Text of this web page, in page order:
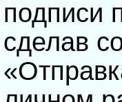
подписи
сделав